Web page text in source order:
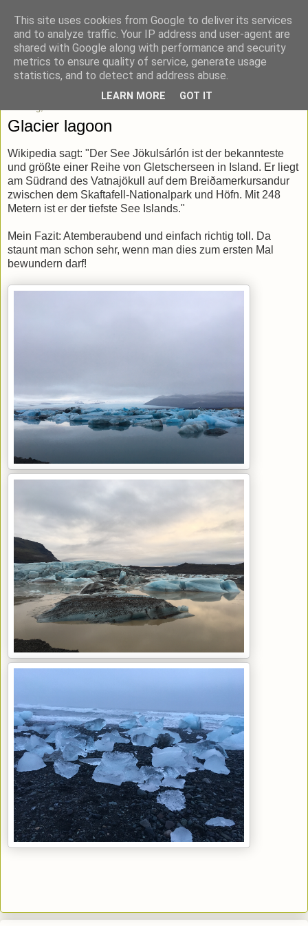
blick-punkt[e..]
Momentaufnahmen von unterwegs & daheim.
Glacier lagoon
Wikipedia sagt: "Der See Jökulsárlón ist der bekannteste
und größte einer Reihe von Gletscherseen in Island. Er liegt
am Südrand des Vatnajökull auf dem Breiðamerkursandur
zwischen dem Skaftafell-Nationalpark und Höfn. Mit 248
Metern ist er der tiefste See Islands."
Mein Fazit: Atemberaubend und einfach richtig toll. Da
staunt man schon sehr, wenn man dies zum ersten Mal
bewundern darf!
This site uses cookies from Google to deliver its services
and to analyze traffic. Your IP address and user-agent are
shared with Google along with performance and security
metrics to ensure quality of service, generate usage
statistics, and to detect and address abuse.
LEARN MORE GOT IT